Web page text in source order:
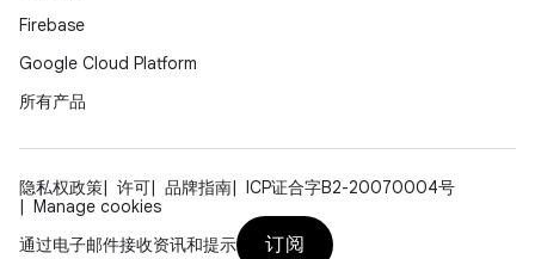
Firebase
Google Cloud Platform
所有产品
隐私权政策 许可 品牌指南
ICP证合字B2-20070004号
Manage cookies
通过电子邮件接收资讯和提示
订阅